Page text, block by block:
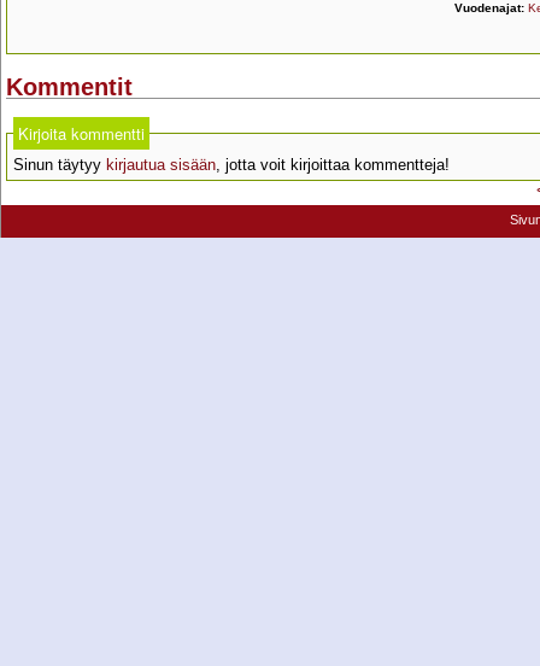
Vuodenajat:
Kommentit
Kirjoita kommentti
Sinun täytyy kirjautua sisään, jotta voit kirjoittaa kommentteja!